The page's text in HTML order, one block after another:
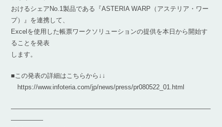
おけるシェアNo.1製品である『ASTERIA WARP（アステリア・ワー
プ）』を連携して、
Excelを使用した帳票ワークソリューションの提供を本日から開始す
ることを発表
します。
■この発表の詳細はこちらから↓↓
https://www.infoteria.com/jp/news/press/pr080522_01.html
―――――――――――――――――――――――――――――――
―――――